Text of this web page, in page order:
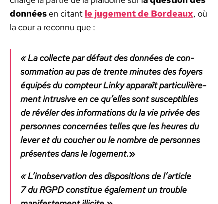
don­nées en citant le juge­ment de Bor­deaux, où
la cour a recon­nu que :
« La col­lecte par défaut des don­nées de con­
som­ma­tion au pas de trente min­utes des foy­ers
équipés du comp­teur Linky appa­raît par­ti­c­ulière­
ment intru­sive en ce qu’elles sont sus­cep­ti­bles
de révéler des infor­ma­tions du la vie privée des
per­son­nes con­cernées telles que les heures du
lever et du couch­er ou le nom­bre de per­son­nes
présentes dans le loge­ment.»
« L’inobservation des dis­po­si­tions de l’article
7 du RGPD con­stitue égale­ment un trou­ble